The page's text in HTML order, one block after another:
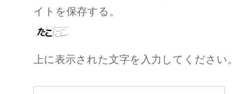
イトを保存する。
上に表示された文字を入力してください。